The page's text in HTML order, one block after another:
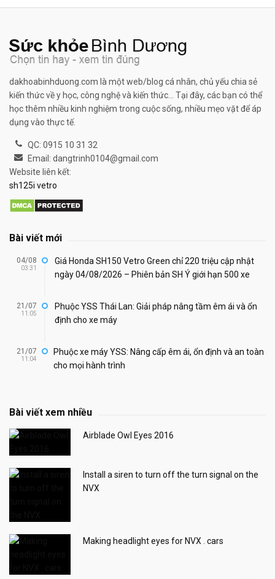
dakhoabinhduong.com là một web/blog cá nhân, chủ yếu chia sẻ
kiến thức về y học, công nghệ và kiến thức... Tại đây, các bạn có thể
học thêm nhiều kinh nghiệm trong cuộc sống, nhiều mẹo vặt để áp
dụng vào thực tế.
QC: 0915 10 31 32
Email: dangtrinh0104@gmail.com
Website liên kết:
sh125i vetro
Bài viết mới
04/08
03:31
Giá Honda SH150 Vetro Green chỉ 220 triệu cập nhật
ngày 04/08/2026 – Phiên bản SH Ý giới hạn 500 xe
21/07
11:05
Phuộc YSS Thái Lan: Giải pháp nâng tầm êm ái và ổn
định cho xe máy
21/07
11:04
Phuộc xe máy YSS: Nâng cấp êm ái, ổn định và an toàn
cho mọi hành trình
Bài viết xem nhiều
Airblade Owl Eyes 2016
Install a siren to turn off the turn signal on the
NVX
Making headlight eyes for NVX . cars